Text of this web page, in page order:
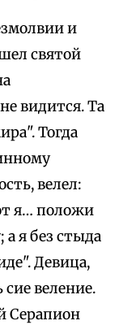
и
святой
видится. Та
Тогда
велел:
я… положи
а я без стыда
Девица,
веление.
Серапион